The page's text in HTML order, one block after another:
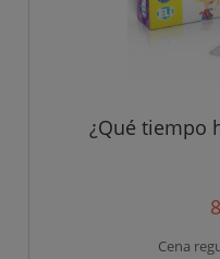
¿Qué tiempo
Cena